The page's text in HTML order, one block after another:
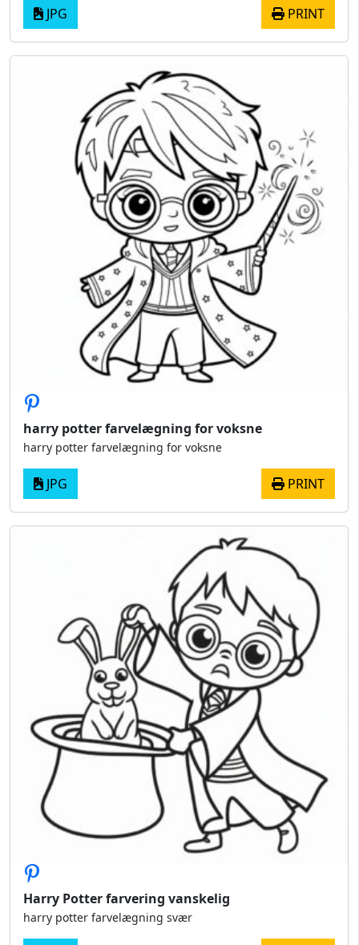
JPG PRINT
harry potter farvelægning for voksne
harry potter farvelægning for voksne
JPG PRINT
Harry Potter farvering vanskelig
harry potter farvelægning svær